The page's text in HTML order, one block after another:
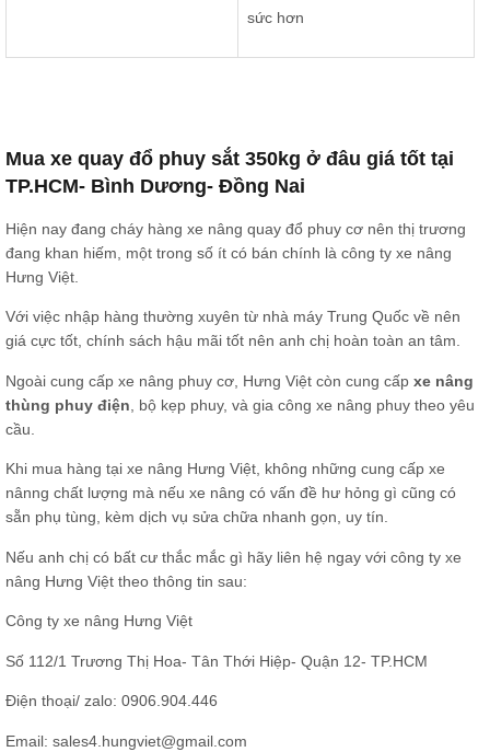
sức hơn
Mua xe quay đổ phuy sắt 350kg ở đâu giá tốt tại
TP.HCM- Bình Dương- Đồng Nai
Hiện nay đang cháy hàng xe nâng quay đổ phuy cơ nên thị trương
đang khan hiếm, một trong số ít có bán chính là công ty xe nâng
Hưng Việt.
Với việc nhập hàng thường xuyên từ nhà máy Trung Quốc về nên
giá cực tốt, chính sách hậu mãi tốt nên anh chị hoàn toàn an tâm.
Ngoài cung cấp xe nâng phuy cơ, Hưng Việt còn cung cấp xe nâng
thùng phuy điện
bộ kẹp phuy, và gia công xe nâng phuy theo yêu
cầu.
Khi mua hàng tại xe nâng Hưng Việt, không những cung cấp xe
nânng chất lượng mà nếu xe nâng có vấn đề hư hỏng gì cũng có
sẵn phụ tùng, kèm dịch vụ sửa chữa nhanh gọn, uy tín.
Nếu anh chị có bất cư thắc mắc gì hãy liên hệ ngay với công ty xe
nâng Hưng Việt theo thông tin sau:
Công ty xe nâng Hưng Việt
Số 112/1 Trương Thị Hoa- Tân Thới Hiệp- Quận 12- TP.HCM
Điện thoại/ zalo: 0906.904.446
Email: sales4.hungviet@gmail.com